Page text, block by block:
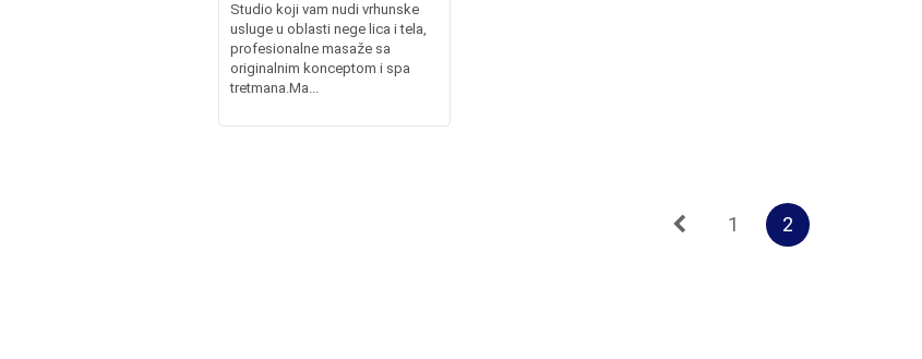
Studio koji vam nudi vrhunske
usluge u oblasti nege lica i tela,
profesionalne masaže sa
originalnim konceptom i spa
tretmana.Ma...
1 2